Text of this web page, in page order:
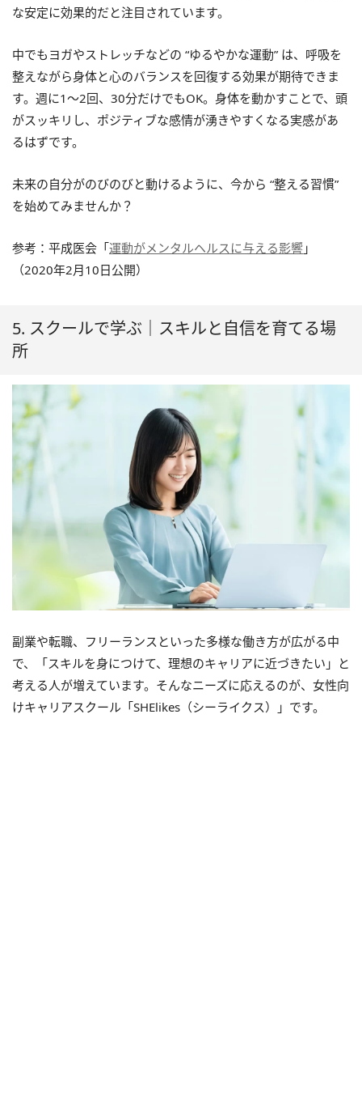
な安定に効果的だと注目されています。
中でもヨガやストレッチなどの “ゆるやかな運動” は、呼吸を
整えながら身体と心のバランスを回復する効果が期待できま
す。週に1〜2回、30分だけでもOK。身体を動かすことで、頭
がスッキリし、ポジティブな感情が湧きやすくなる実感があ
るはずです。
未来の自分がのびのびと動けるように、今から “整える習慣”
を始めてみませんか？
参考：平成医会「運動がメンタルヘルスに与える影響 」
（2020年2月10日公開）
5. スクールで学ぶ｜スキルと自信を育てる場
所
副業や転職、フリーランスといった多様な働き方が広がる中
で、「スキルを身につけて、理想のキャリアに近づきたい」と
考える人が増えています。そんなニーズに応えるのが、女性向
けキャリアスクール「SHElikes（シーライクス）」です。